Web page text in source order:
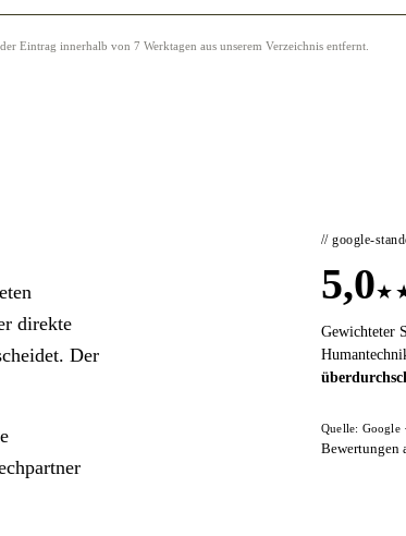
Eintrag innerhalb von 7 Werktagen aus unserem Verzeichnis entfernt.
direkte
Der
// google-
5,0★
Gewichteter
Quelle: Google
Bewertungen